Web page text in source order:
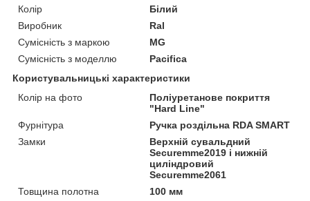
Колір
Білий
Виробник
Ral
Сумісність з маркою
MG
Сумісність з моделлю
Pacifica
Користувальницькі характеристики
Колір на фото
Поліуретанове покриття
"Hard Line"
Фурнітура
Ручка роздільна RDA SMART
Замки
Верхній сувальдний
Securemme2019 і нижній
циліндровий
Securemme2061
Товщина полотна
100 мм